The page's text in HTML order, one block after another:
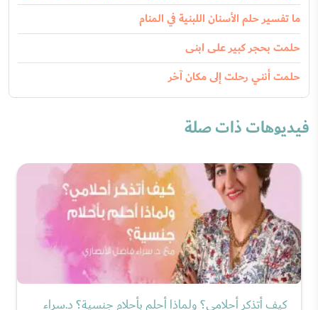
ما تفسير حلم الأسنان اللبنية في المنام
حلمت بحجر كبير على ابنى
حلمت أنني رحلت إلى مكان آخر
فيديوهات ذات صلة
كيف أتذكر أحلامي؟ ولماذا أحلم بأحلام جنسية؟ د.سراء